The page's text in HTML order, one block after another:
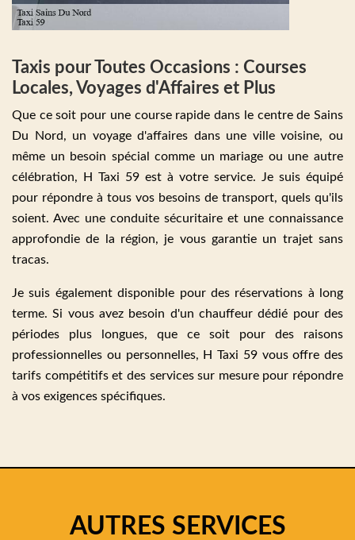
Taxis pour Toutes Occasions : Courses
Locales, Voyages d'Affaires et Plus
Que ce soit pour une course rapide dans le centre de Sains
Du Nord, un voyage d'affaires dans une ville voisine, ou
même un besoin spécial comme un mariage ou une autre
célébration, H Taxi 59 est à votre service. Je suis équipé
pour répondre à tous vos besoins de transport, quels qu'ils
soient. Avec une conduite sécuritaire et une connaissance
approfondie de la région, je vous garantie un trajet sans
tracas.
Je suis également disponible pour des réservations à long
terme. Si vous avez besoin d'un chauffeur dédié pour des
périodes plus longues, que ce soit pour des raisons
professionnelles ou personnelles, H Taxi 59 vous offre des
tarifs compétitifs et des services sur mesure pour répondre
à vos exigences spécifiques.
AUTRES SERVICES